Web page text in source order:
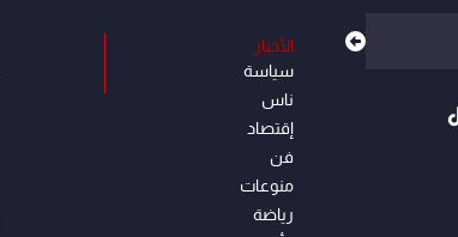
الأخبار
سياسة
ناس
إقتصاد
فن
منوعات
رياضة